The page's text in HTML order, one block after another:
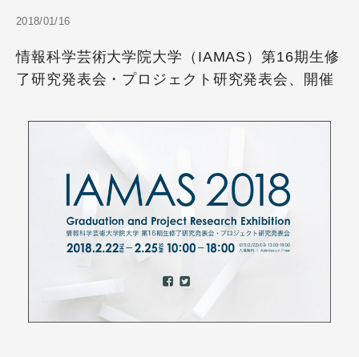
2018/01/16
情報科学芸術大学院大学（IAMAS）第16期生修
了研究発表会・プロジェクト研究発表会、開催